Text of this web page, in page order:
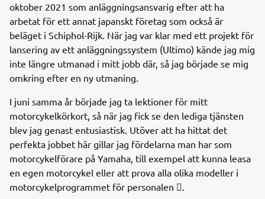
oktober 2021 som anläggningsansvarig efter att ha
arbetat för ett annat japanskt företag som också är
beläget i Schiphol-Rijk. När jag var klar med ett projekt för
lansering av ett anläggningssystem (Ultimo) kände jag mig
inte längre utmanad i mitt jobb där, så jag började se mig
omkring efter en ny utmaning.
I juni samma år började jag ta lektioner för mitt
motorcykelkörkort, så när jag fick se den lediga tjänsten
blev jag genast entusiastisk. Utöver att ha hittat det
perfekta jobbet här gillar jag fördelarna man har som
motorcykelförare på Yamaha, till exempel att kunna leasa
en egen motorcykel eller att prova alla olika modeller i
motorcykelprogrammet för personalen .